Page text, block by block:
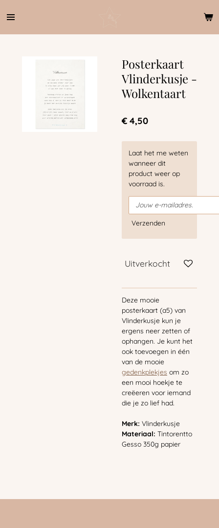
direct
Posterkaart
Vlinderkusje -
Wolkentaart
€ 4,50
Laat het me weten
wanneer dit
product weer op
voorraad is.
Verzenden
Uitverkocht
Deze mooie
posterkaart (a5) van
Vlinderkusje kun je
ergens neer zetten of
ophangen. Je kunt het
ook toevoegen in één
van de mooie
gedenkplekjes om zo
een mooi hoekje te
creëeren voor iemand
die je zo lief had.
Merk: Vlinderkusje
Materiaal: Tintorentto
Gesso 350g papier